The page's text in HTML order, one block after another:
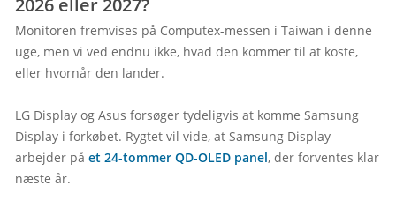
2026 eller 2027?
Monitoren fremvises på Computex-messen i Taiwan i denne
uge, men vi ved endnu ikke, hvad den kommer til at koste,
eller hvornår den lander.
LG Display og Asus forsøger tydeligvis at komme Samsung
Display i forkøbet. Rygtet vil vide, at Samsung Display
arbejder på et 24-tommer QD-OLED panel, der forventes klar
næste år.